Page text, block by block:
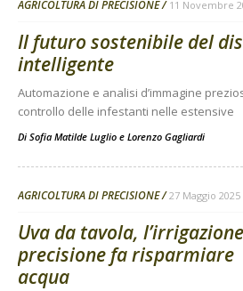
AGRICOLTURA DI PRECISIONE 11 Novembre
Il futuro sostenibile del
intelligente
Automazione e analisi d’immagine
controllo delle infestanti nelle estensive
Di Sofia Matilde Luglio e Lorenzo Gagliardi
AGRICOLTURA DI PRECISIONE 27 Maggio 2025
Uva da tavola,
precisione fa risparmiare
acqua